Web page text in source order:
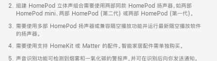
打
开)
组建 HomePod 立体声组合需要使用两部同款 HomePod 扬声器，如两部
HomePod mini、两部 HomePod (第二代) 或两部 HomePod (第一代)。
需要使用多部 HomePod 扬声器或兼容隔空播放功能并运行最新隔空播放软件
的扬声器。
需要使用支持 HomeKit 或 Matter 的配件。智能家居配件需单独购买。
声音识别功能可检测到烟雾和一氧化碳的警报声，并可在识别后向你发送通知。